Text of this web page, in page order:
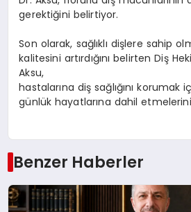
gerektiğini belirtiyor.
Son olarak, sağlıklı dişlere sahip
kalitesini artırdığını belirten Diş
Aksu,
hastalarına diş sağlığını
günlük hayatlarına dahil
Benzer Haberler